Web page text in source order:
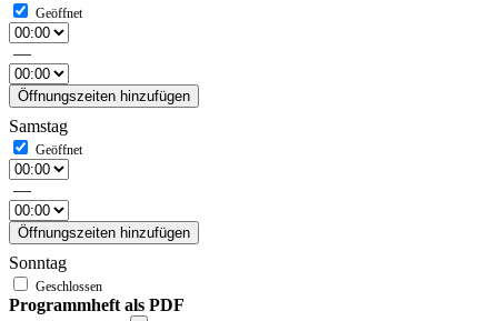
—
Öffnungszeiten hinzufügen
Samstag
—
Öffnungszeiten hinzufügen
Sonntag
Programmheft als PDF